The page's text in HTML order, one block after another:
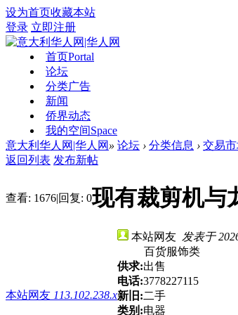
设为首页收藏本站
登录 立即注册
首页Portal
论坛
分类广告
新闻
侨界动态
我的空间Space
意大利华人网|华人网 » 论坛 › 分类信息 › 交易
返回列表 发布新帖
查看: 1676|回复: 0现有裁剪机与
本站网友 113.102.238.x
本站网友 发表于
百货服饰类
供求:出售
电话:3778227115
新旧:二手
类别:电器